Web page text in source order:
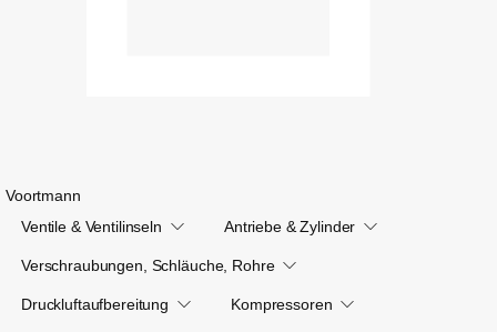
Voortmann
Ventile & Ventilinseln
Antriebe & Zylinder
Verschraubungen, Schläuche, Rohre
Druckluftaufbereitung Kompressoren